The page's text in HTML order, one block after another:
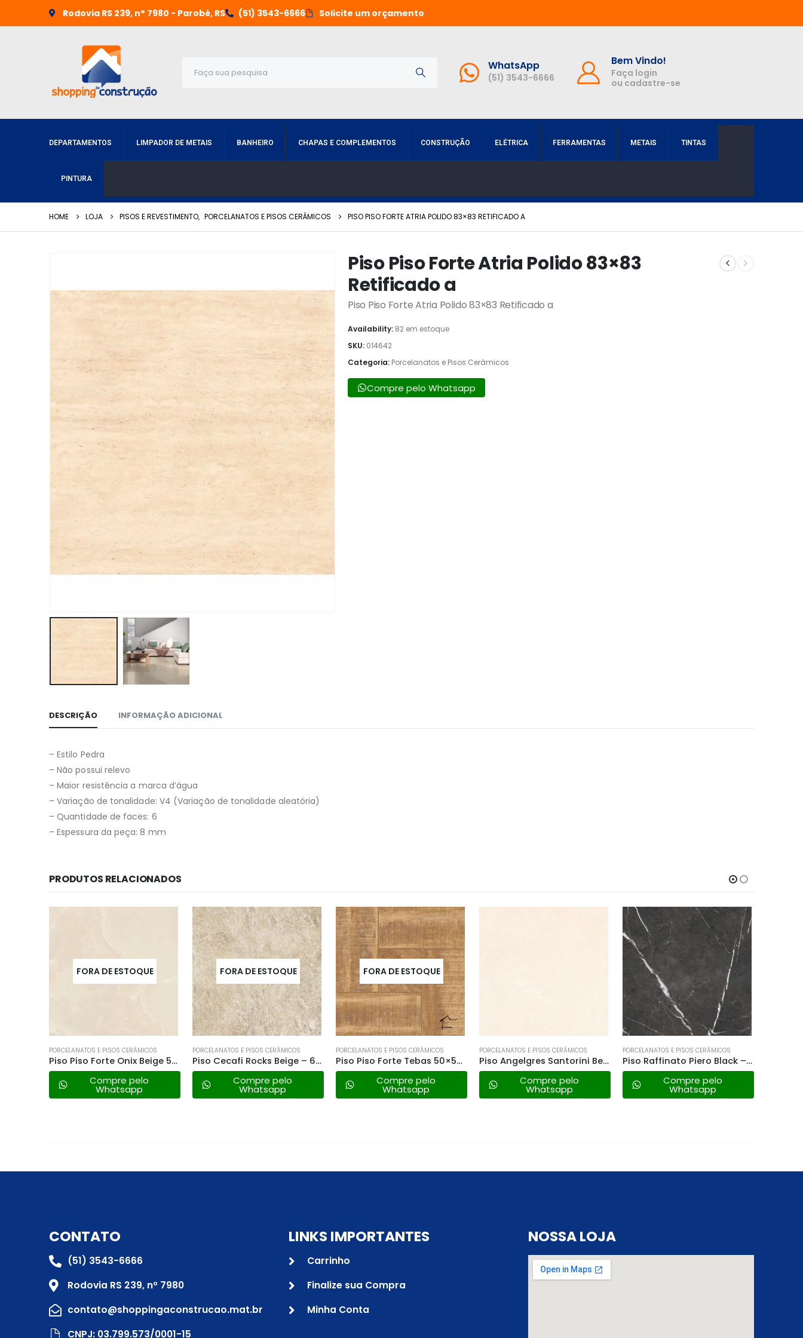
Rodovia RS 239, n° 7980 - Parobé, RS (51) 3543-6666 Solicite um orçamento
WhatsApp
(51) 3543-6666
Bem Vindo!
Faça login
ou cadastre-se
DEPARTAMENTOS LIMPADOR DE METAIS BANHEIRO CHAPAS E COMPLEMENTOS CONSTRUÇÃO ELÉTRICA FERRAMENTAS METAIS TINTAS
PINTURA
HOME LOJA PISOS E REVESTIMENTO, PORCELANATOS E PISOS CERÂMICOS PISO PISO FORTE ATRIA POLIDO 83×83 RETIFICADO A
Piso Piso Forte Atria Polido 83×83
Retificado a
Piso Piso Forte Atria Polido 83×83 Retificado a
Availability: 82 em estoque
SKU: 014642
Categoria: Porcelanatos e Pisos Cerâmicos
Compre pelo Whatsapp
DESCRIÇÃO INFORMAÇÃO ADICIONAL
– Estilo Pedra
– Não possui relevo
– Maior resistência a marca d’água
– Variação de tonalidade: V4 (Variação de tonalidade aleatória)
– Quantidade de faces: 6
– Espessura da peça: 8 mm
PRODUTOS RELACIONADOS
FORA DE ESTOQUE
PORCELANATOS E PISOS CERÂMICOS
Piso Cecafi Rocks Beige – 62×62 a
Compre pelo
Whatsapp
FORA DE ESTOQUE
PORCELANATOS E PISOS CERÂMICOS
Piso Piso Forte Tebas 50×50 a
Compre pelo
Whatsapp
PORCELANATOS E PISOS CERÂMICOS
Piso Angelgres Santorini Beige – 60×60 a
Compre pelo
Whatsapp
PORCELANATOS E PISOS CERÂMICOS
Piso Raffinato Piero Black – 68×68 Ret. a
Compre pelo
Whatsapp
FORA DE ESTOQUE
PORCELANATOS E PISOS CERÂMICOS
Piso Raffinato Pellegrini – 91×91 Ret. a
Compre pelo
Whatsapp
CONTATO
(51) 3543-6666
Rodovia RS 239, nº 7980
contato@shoppingaconstrucao.mat.br
CNPJ: 03.799.573/0001-15
LINKS IMPORTANTES
Carrinho
Finalize sua Compra
Minha Conta
NOSSA LOJA